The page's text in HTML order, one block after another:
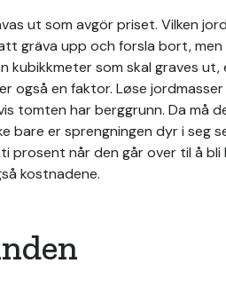
ut som avgör priset. Vilken
gräva upp och forsla bort,
kubikkmeter som skal graves ut,
også en faktor. Løse
tomten har berggrunn. Da må
er sprengningen dyr i seg
prosent når den går over til å bli
kostnadene.